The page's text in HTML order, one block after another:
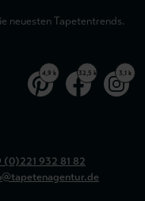
neuesten Tapetentrends.
4,9 k 32,5 k 3,1 k
(0)221 932 81 82